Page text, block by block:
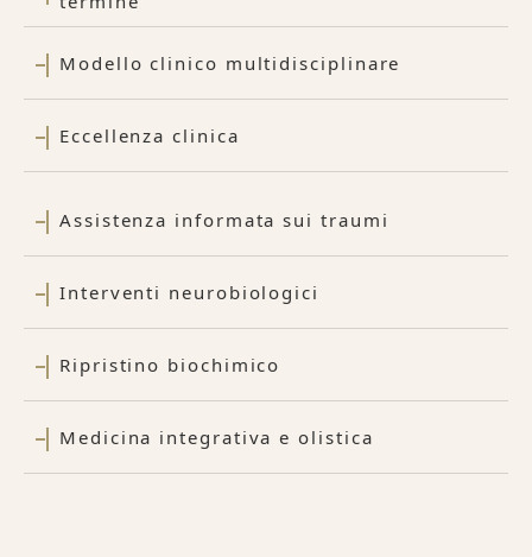
Modello clinico multidisciplinare
Eccellenza clinica
Assistenza informata sui traumi
Interventi neurobiologici
Ripristino biochimico
Medicina integrativa e olistica